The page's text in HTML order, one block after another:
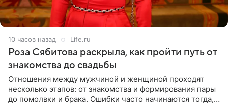
10 часов назад Life.ru
Роза Сябитова раскрыла, как пройти путь от
знакомства до свадьбы
Отношения между мужчиной и женщиной проходят
несколько этапов: от знакомства и формирования пары
до помолвки и брака. Ошибки часто начинаются тогда,